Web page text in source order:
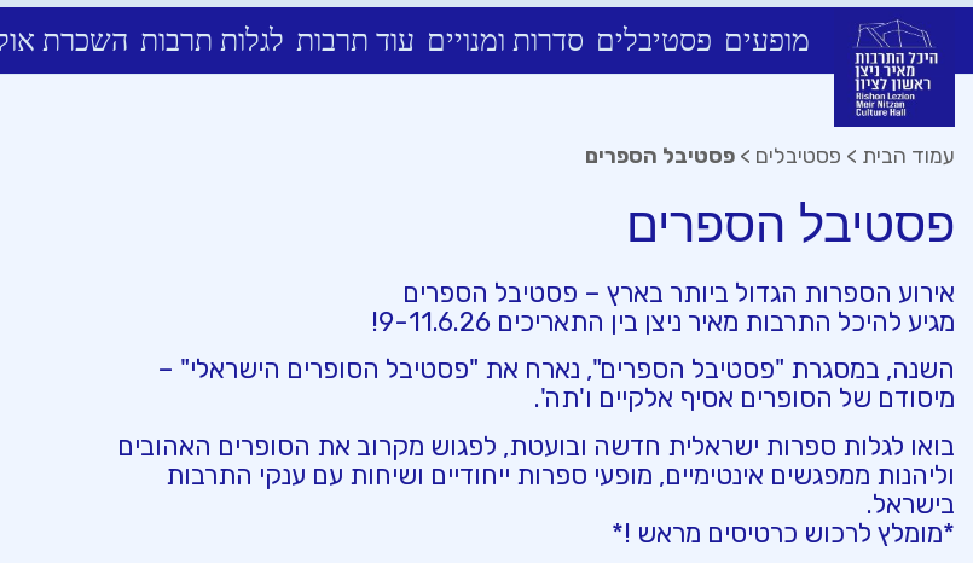
content
מופעים פסטיבלים סדרות ומנויים עוד תרבות לגלות תרבות השכרת
עמוד הבית > פסטיבלים > פסטיבל הספרים
פסטיבל הספרים
אירוע הספרות הגדול ביותר בארץ – פסטיבל הספרים
מגיע להיכל התרבות מאיר ניצן בין התאריכים 9-11.6.26!
השנה, במסגרת "פסטיבל הספרים", נארח את "פסטיבל הסופרים הישראלי" –
מיסודם של הסופרים אסיף אלקיים ו'תה'.
בואו לגלות ספרות ישראלית חדשה ובועטת, לפגוש מקרוב את הסופרים האהובים
וליהנות ממפגשים אינטימיים, מופעי ספרות ייחודיים ושיחות עם ענקי התרבות
בישראל.
*מומלץ לרכוש כרטיסים מראש !*